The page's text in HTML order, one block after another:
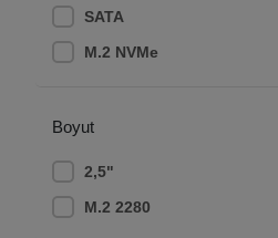
SATA
M.2 NVMe
Boyut
2,5"
M.2 2280